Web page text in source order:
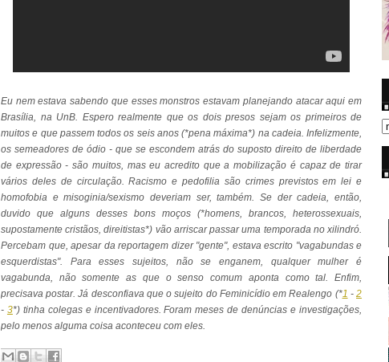
Eu nem estava sabendo que esses monstros estavam planejando atacar aqui em
Brasília, na UnB. Espero realmente que os dois presos sejam os primeiros de
muitos e que passem todos os seis anos (*pena máxima*) na cadeia. Infelizmente,
os semeadores de ódio - que se escondem atrás do suposto direito de liberdade
de expressão - são muitos, mas eu acredito que a mobilização é capaz de tirar
vários deles de circulação. Racismo e pedofilia são crimes previstos em lei e
homofobia e misoginia/sexismo deveriam ser, também. Se der cadeia, então,
duvido que alguns desses bons moços (*homens, brancos, heterossexuais,
supostamente cristãos, direitistas*) vão arriscar passar uma temporada no xilindró.
Percebam que, apesar da reportagem dizer "gente", estava escrito "vagabundas e
esquerdistas". Para esses sujeitos, não se enganem, qualquer mulher é
vagabunda, não somente as que o senso comum aponta como tal. Enfim,
precisava postar. Já desconfiava que o sujeito do Feminicídio em Realengo (*1 -2
- 3*) tinha colegas e incentivadores. Foram meses de denúncias e investigações,
pelo menos alguma coisa aconteceu com eles.